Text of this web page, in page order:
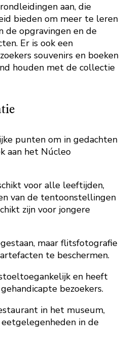
aan, die
bieden om meer te leren
de opgravingen en de
Er is ook een
souvenirs en boeken
houden met de collectie
punten om in gedachten
aan het Núcleo
voor alle leeftijden,
van de tentoonstellingen
zijn voor jongere
maar flitsfotografie
te beschermen.
en heeft
bezoekers.
in het museum,
in de